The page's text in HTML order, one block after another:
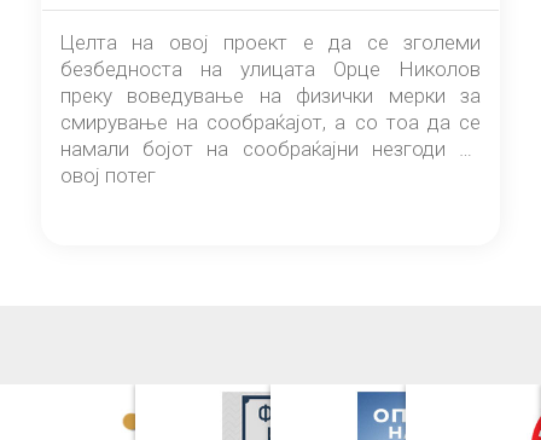
Целта на овој проект е да се зголеми
безбедноста на улицата Орце Николов
преку воведување на физички мерки за
смирување на сообраќајот, а со тоа да се
намали бојот на сообраќајни незгоди на
овој потег